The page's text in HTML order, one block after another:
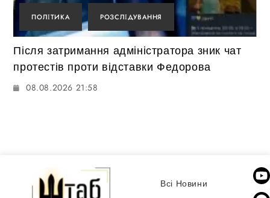
ПОЛІТИКА РОЗСЛІДУВАННЯ
Після затримання адміністратора зник чат
протестів проти відставки Федорова
08.08.2026 21:58
Всі Новини